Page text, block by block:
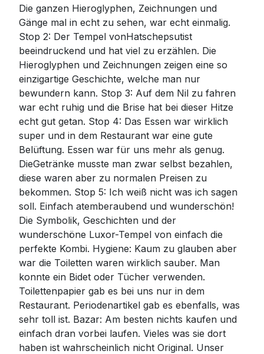
Die ganzen Hieroglyphen, Zeichnungen und
Gänge mal in echt zu sehen, war echt einmalig.
Stop 2: Der Tempel vonHatschepsutist
beeindruckend und hat viel zu erzählen. Die
Hieroglyphen und Zeichnungen zeigen eine so
einzigartige Geschichte, welche man nur
bewundern kann. Stop 3: Auf dem Nil zu fahren
war echt ruhig und die Brise hat bei dieser Hitze
echt gut getan. Stop 4: Das Essen war wirklich
super und in dem Restaurant war eine gute
Belüftung. Essen war für uns mehr als genug.
DieGetränke musste man zwar selbst bezahlen,
diese waren aber zu normalen Preisen zu
bekommen. Stop 5: Ich weiß nicht was ich sagen
soll. Einfach atemberaubend und wunderschön!
Die Symbolik, Geschichten und der
wunderschöne Luxor-Tempel von einfach die
perfekte Kombi. Hygiene: Kaum zu glauben aber
war die Toiletten waren wirklich sauber. Man
konnte ein Bidet oder Tücher verwenden.
Toilettenpapier gab es bei uns nur in dem
Restaurant. Periodenartikel gab es ebenfalls, was
sehr toll ist. Bazar: Am besten nichts kaufen und
einfach dran vorbei laufen. Vieles was sie dort
haben ist wahrscheinlich nicht Original. Unser